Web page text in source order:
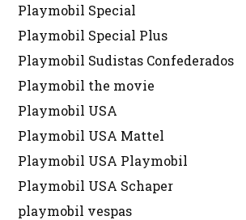
Playmobil Special
Playmobil Special Plus
Playmobil Sudistas Confederados
Playmobil the movie
Playmobil USA
Playmobil USA Mattel
Playmobil USA Playmobil
Playmobil USA Schaper
playmobil vespas